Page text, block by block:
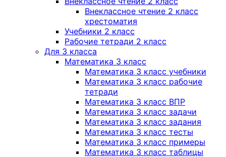
Внеклассное чтение 2 класс
хрестоматия
Учебники 2 класс
Рабочие тетради 2 класс
Для 3 класса
Математика 3 класс
Математика 3 класс учебники
Математика 3 класс рабочие
тетради
Математика 3 класс ВПР
Математика 3 класс задачи
Математика 3 класс задания
Математика 3 класс тесты
Математика 3 класс примеры
Математика 3 класс таблицы